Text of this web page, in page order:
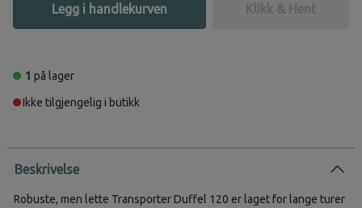
Legg i handlekurven Klikk & Hent
1 på lager
Ikke tilgjengelig i butikk
Beskrivelse
Robuste, men lette Transporter Duffel 120 er laget for lange turer